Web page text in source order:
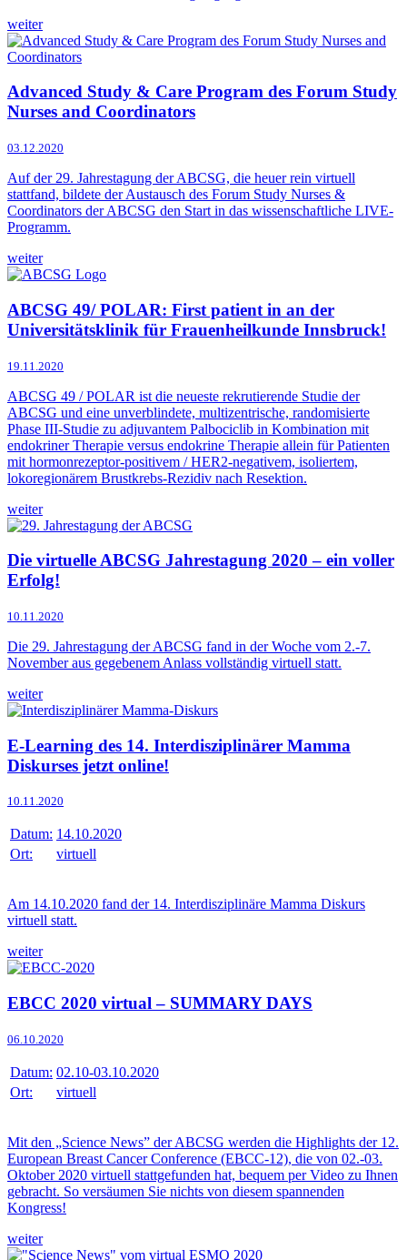
weiter
Advanced Study & Care Program des Forum Study
Nurses and Coordinators
03.12.2020
Auf der 29. Jahrestagung der ABCSG, die heuer rein virtuell
stattfand, bildete der Austausch des Forum Study Nurses &
Coordinators der ABCSG den Start in das wissenschaftliche LIVE-
Programm.
weiter
ABCSG 49/ POLAR: First patient in an der
Universitätsklinik für Frauenheilkunde Innsbruck!
19.11.2020
ABCSG 49 / POLAR ist die neueste rekrutierende Studie der
ABCSG und eine unverblindete, multizentrische, randomisierte
Phase III-Studie zu adjuvantem Palbociclib in Kombination mit
endokriner Therapie versus endokrine Therapie allein für Patienten
mit hormonrezeptor-positivem / HER2-negativem, isoliertem,
lokoregionärem Brustkrebs-Rezidiv nach Resektion.
weiter
Die virtuelle ABCSG Jahrestagung 2020 – ein voller
Erfolg!
10.11.2020
Die 29. Jahrestagung der ABCSG fand in der Woche vom 2.-7.
November aus gegebenem Anlass vollständig virtuell statt.
weiter
E-Learning des 14. Interdisziplinärer Mamma
Diskurses jetzt online!
10.11.2020
Datum: 14.10.2020
Ort:
virtuell
Am 14.10.2020 fand der 14. Interdisziplinäre Mamma Diskurs
virtuell statt.
weiter
EBCC 2020 virtual – SUMMARY DAYS
06.10.2020
Datum: 02.10-03.10.2020
Ort:
virtuell
Mit den „Science News” der ABCSG werden die Highlights der 12.
European Breast Cancer Conference (EBCC-12), die von 02.-03.
Oktober 2020 virtuell stattgefunden hat, bequem per Video zu Ihnen
gebracht. So versäumen Sie nichts von diesem spannenden
Kongress!
weiter